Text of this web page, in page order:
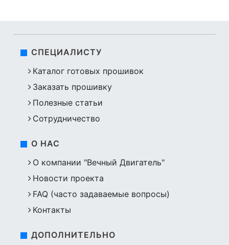
СПЕЦИАЛИСТУ
Каталог готовых прошивок
Заказать прошивку
Полезные статьи
Сотрудничество
О НАС
О компании "Вечный Двигатель"
Новости проекта
FAQ (часто задаваемые вопросы)
Контакты
ДОПОЛНИТЕЛЬНО